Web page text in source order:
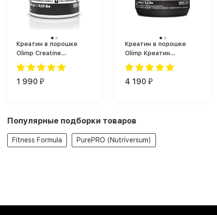
Креатин в порошке
Olimp Creatine
Monohydrate (250 г)
1 990 ₽
Креатин в порошке
Olimp Креатин
Моногидрат Олимп
(550 г)
4 190 ₽
Популярные подборки товаров
Fitness Formula PurePRO (Nutriversum)